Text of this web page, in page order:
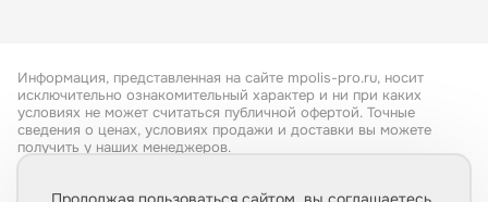
Информация, представленная на сайте mpolis-pro.ru, носит
исключительно ознакомительный характер и ни при каких
условиях не может считаться публичной офертой. Точные
сведения о ценах, условиях продажи и доставки вы можете
получить у наших менеджеров.